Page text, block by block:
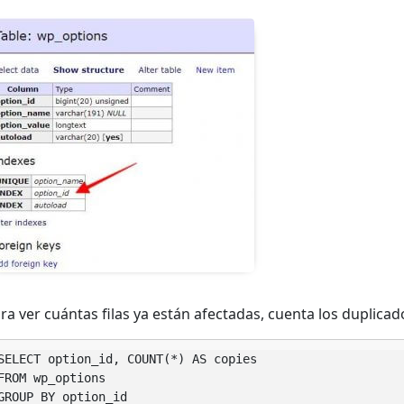
ver cuántas filas ya están afectadas, cuenta los
option_id, COUNT(*) AS copies
wp_options
BY option_id